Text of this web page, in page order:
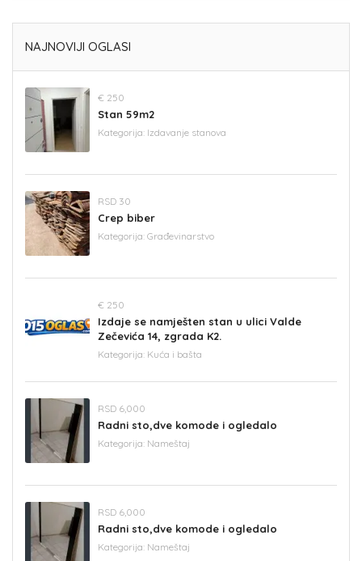
NAJNOVIJI OGLASI
€ 250
Stan 59m2
Kategorija: Izdavanje stanova
RSD 30
Crep biber
Kategorija: Građevinarstvo
€ 250
Izdaje se namješten stan u ulici Valde
Zečevića 14, zgrada K2.
Kategorija: Kuća i bašta
RSD 6,000
Radni sto,dve komode i ogledalo
Kategorija: Nameštaj
RSD 6,000
Radni sto,dve komode i ogledalo
Kategorija: Nameštaj